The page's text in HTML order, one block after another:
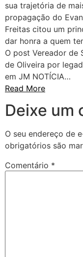
sua trajetória de
propagação do
Freitas citou um
dar honra a quem
O post Vereador de
de Oliveira por
em JM NOTÍCIA…
Read More
Deixe um
O seu endereço de
obrigatórios são
Comentário *